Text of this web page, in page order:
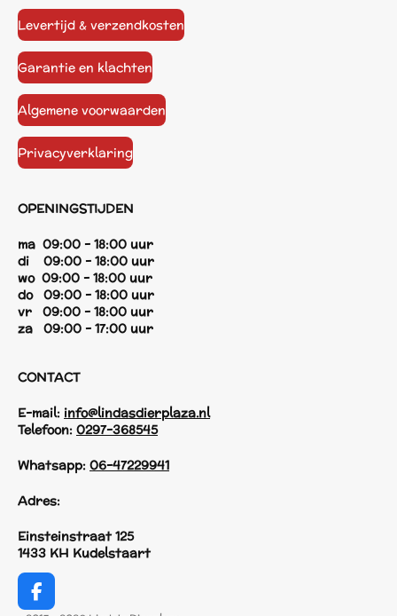
Levertijd & verzendkosten
Garantie en klachten
Algemene voorwaarden
Privacyverklaring
OPENINGSTIJDEN
ma 09:00 - 18:00 uur
di 09:00 - 18:00 uur
wo 09:00 - 18:00 uur
do 09:00 - 18:00 uur
vr 09:00 - 18:00 uur
za 09:00 - 17:00 uur
CONTACT
E-mail: info@lindasdierplaza.nl
Telefoon: 0297-368545
Whatsapp: 06-47229941
Adres:
Einsteinstraat 125
1433 KH Kudelstaart
F